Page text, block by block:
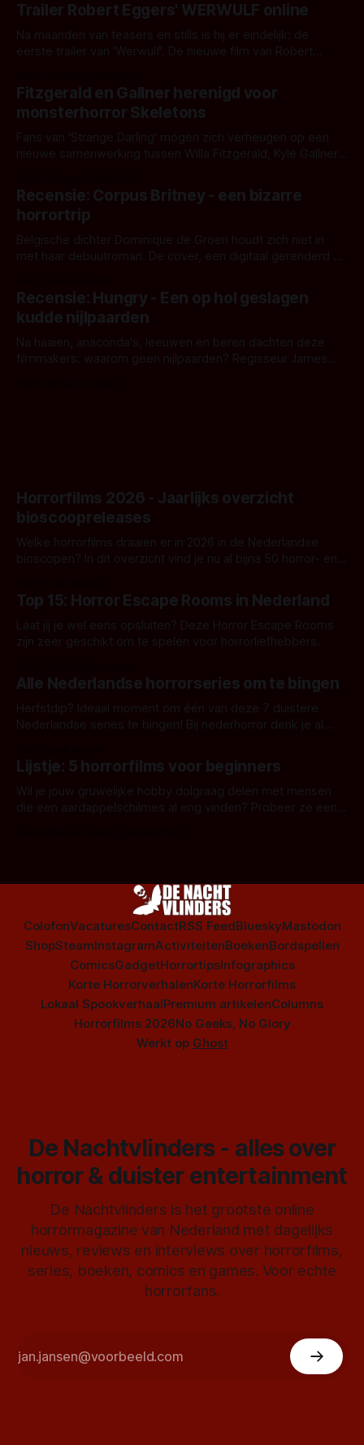
Trailer Robert Eggers' WERWULF online
Na maanden van teasers en stills is hij er eindelijk: de
eerste trailer van 'Werwulf'. De nieuwe film van Robert
kille stijl vol folklore en mythe. Het topic deze keer is (kon
het het al raden?)... de weerwolf. Kijk je mee?
Fitzgerald en Gallner herenigd voor
monsterhorror Skeletons
Fans van 'Strange Darling' mogen zich verheugen op een
nieuwe samenwerking tussen Willa Fitzgerald, Kyle Gallner
'Skeletons', een nieuwe creature feature waarvoor de
opnames zijn gestart in Australië.
Recensie: Corpus Britney - een bizarre
horrortrip
Belgische dichter Dominique de Groen houdt zich niet in
met haar debuutroman. De cover, een digitaal gerenderd en
achtergrond, belooft iets kleurrijks maar onheilspellends,
iets ongrijpbaars. En dat maakt De Groen met ieder woord
waar.
Recensie: Hungry - Een op hol geslagen
kudde nijlpaarden
Na haaien, anaconda's, leeuwen en beren dachten deze
filmmakers: waarom geen nijlpaarden? Regisseur James
Horrorfilms 2026 - Jaarlijks overzicht
bioscoopreleases
Welke horrorfilms draaien er in 2026 in de Nederlandse
bioscopen? In dit overzicht vind je nu al bijna 50 horror- en
Top 15: Horror Escape Rooms in Nederland
Laat jij je wel eens opsluiten? Deze Horror Escape Rooms
zijn zeer geschikt om te spelen voor horrorliefhebbers.
Alle Nederlandse horrorseries om te bingen
Herfstdip? Ideaal moment om één van deze 7 duistere
Nederlandse series te bingen! Bij nederhorror denk je al
Amsterdamned of The Johnsons. Maar Nederlandse horror
is niet beperkt tot films. Hier een aantal Nederlandse tv-
series uit het duistere of horrorgenre. Als
Lijstje: 5 horrorfilms voor beginners
Wil je jouw gruwelijke hobby dolgraag delen met mensen
die een aardappelschilmes al eng vinden? Probeer ze eens
ColofonVacaturesContactRSS FeedBlueskyMastodon
ShopSteamInstagramActiviteitenBoekenBordspellen
ComicsGadgetHorrortipsInfographics
Korte HorrorverhalenKorte Horrorfilms
Lokaal SpookverhaalPremium artikelenColumns
Horrorfilms 2026No Geeks, No Glory
Werkt op Ghost
De Nachtvlinders - alles over
horror & duister entertainment
De Nachtvlinders is het grootste online
horrormagazine van Nederland met dagelijks
nieuws, reviews en interviews over horrorfilms,
series, boeken, comics en games. Voor echte
horrorfans.